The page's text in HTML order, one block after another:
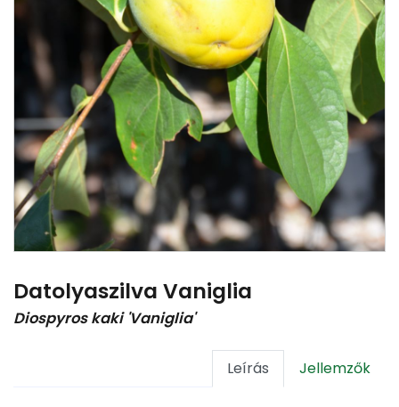
Datolyaszilva Vaniglia
Diospyros kaki 'Vaniglia'
Leírás Jellemzők